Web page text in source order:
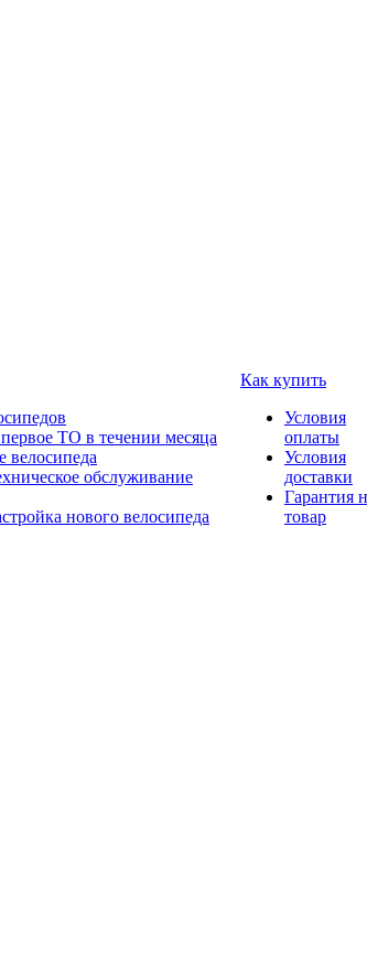
ТО в течении месяца
велосипеда
обслуживание
нового велосипеда
Как купить
Условия
оплаты
Условия
доставки
Гарантия
товар